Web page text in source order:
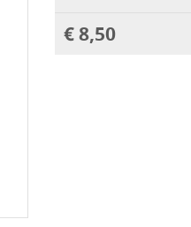
€ 8,50